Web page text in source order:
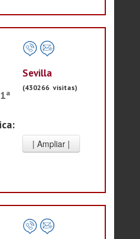
Sevilla
(430266 visitas)